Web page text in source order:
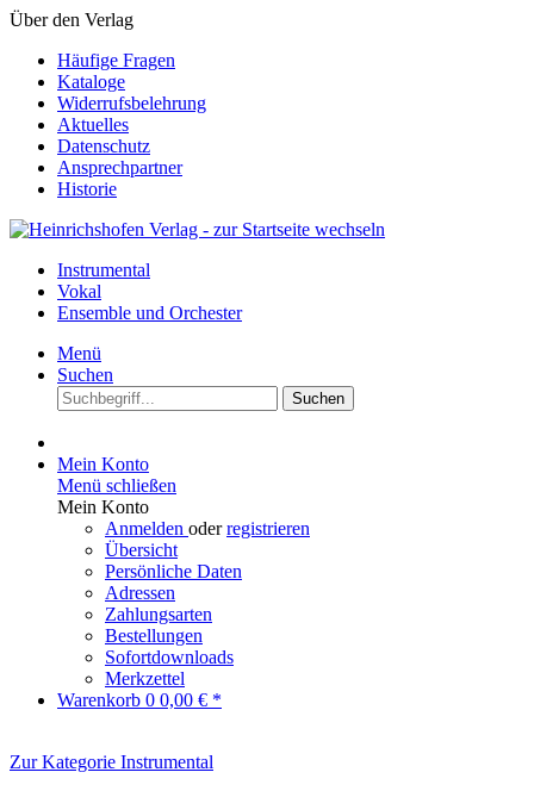
Über den Verlag
Häufige Fragen
Kataloge
Widerrufsbelehrung
Aktuelles
Datenschutz
Ansprechpartner
Historie
Instrumental
Vokal
Ensemble und Orchester
Menü
Suchen
Suchen
Mein Konto
Menü schließen
Mein Konto
Anmelden oderregistrieren
Übersicht
Persönliche Daten
Adressen
Zahlungsarten
Bestellungen
Sofortdownloads
Merkzettel
Warenkorb 0 0,00 € *
Zur Kategorie Instrumental